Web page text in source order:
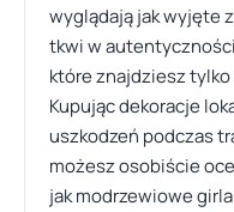
wyglądają jak wyjęte
tkwi w
które znajdziesz
Kupując dekoracje
uszkodzeń podczas
możesz osobiście
jak modrzewiowe